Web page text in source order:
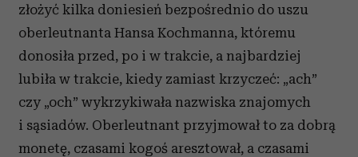
złożyć kilka doniesień bezpośrednio do uszu
oberleutnanta Hansa Kochmanna, któremu
donosiła przed, po i w trakcie, a najbardziej
lubiła w trakcie, kiedy zamiast krzyczeć: „ach”
czy „och” wykrzykiwała nazwiska znajomych
i sąsiadów. Oberleutnant przyjmował to za dobrą
monetę, czasami kogoś aresztował, a czasami